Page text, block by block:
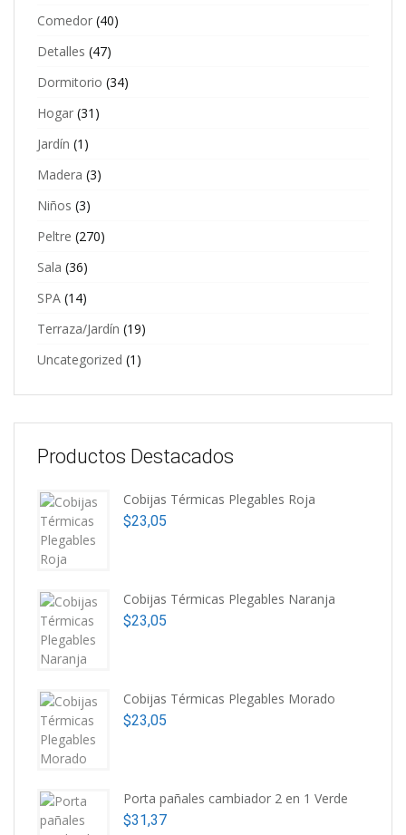
Comedor (40)
Detalles (47)
Dormitorio (34)
Hogar (31)
Jardín (1)
Madera (3)
Niños (3)
Peltre (270)
Sala (36)
SPA (14)
Terraza/Jardín (19)
Uncategorized (1)
Productos Destacados
Cobijas Térmicas Plegables Roja
$23,05
Cobijas Térmicas Plegables Naranja
$23,05
Cobijas Térmicas Plegables Morado
$23,05
Porta pañales cambiador 2 en 1 Verde
$31,37